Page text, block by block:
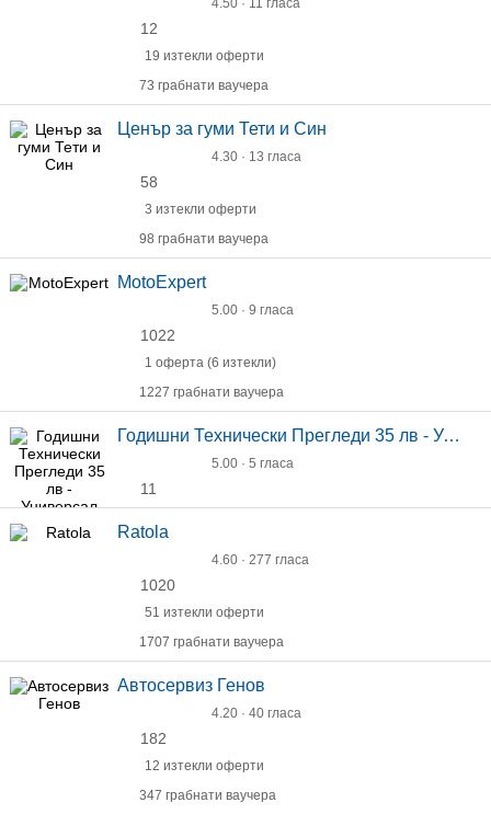
4.50 · 11 гласа
12
19 изтекли оферти
73 грабнати ваучера
Ценър за гуми Тети и Син
4.30 · 13 гласа
58
3 изтекли оферти
98 грабнати ваучера
MotoExpert
5.00 · 9 гласа
1022
1 оферта (6 изтекли)
1227 грабнати ваучера
Годишни Технически Прегледи 35 лв - Универсал
5.00 · 5 гласа
11
Ratola
4.60 · 277 гласа
1020
51 изтекли оферти
1707 грабнати ваучера
Автосервиз Генов
4.20 · 40 гласа
182
12 изтекли оферти
347 грабнати ваучера